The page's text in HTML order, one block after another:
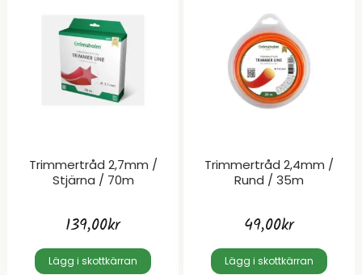
Trimmertråd 2,7mm /
Stjärna / 70m
139,00kr
Lägg i skottkärran
Trimmertråd 2,4mm /
Rund / 35m
49,00kr
Lägg i skottkärran